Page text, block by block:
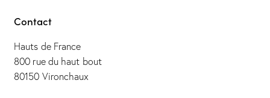
Contact
Hauts de France
800 rue du haut bout
80150 Vironchaux